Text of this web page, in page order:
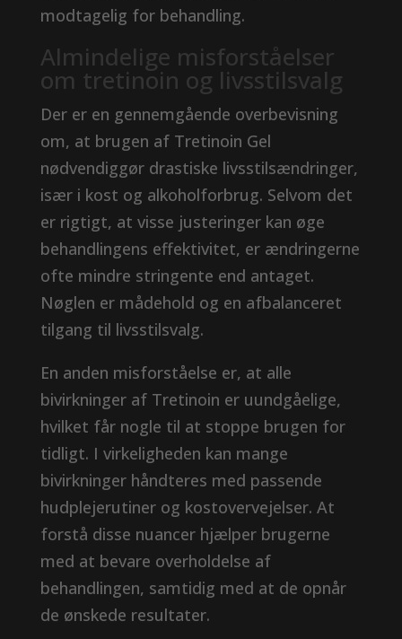
modtagelig for behandling.
Almindelige misforståelser
om tretinoin og livsstilsvalg
Der er en gennemgående overbevisning
om, at brugen af ​​Tretinoin Gel
nødvendiggør drastiske livsstilsændringer,
især i kost og alkoholforbrug. Selvom det
er rigtigt, at visse justeringer kan øge
behandlingens effektivitet, er ændringerne
ofte mindre stringente end antaget.
Nøglen er mådehold og en afbalanceret
tilgang til livsstilsvalg.
En anden misforståelse er, at alle
bivirkninger af Tretinoin er uundgåelige,
hvilket får nogle til at stoppe brugen for
tidligt. I virkeligheden kan mange
bivirkninger håndteres med passende
hudplejerutiner og kostovervejelser. At
forstå disse nuancer hjælper brugerne
med at bevare overholdelse af
behandlingen, samtidig med at de opnår
de ønskede resultater.